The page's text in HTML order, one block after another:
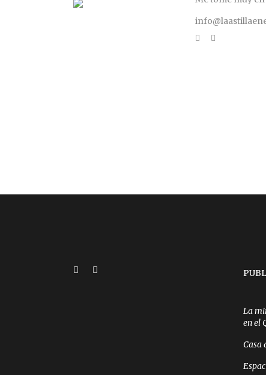
La
en el
Casa